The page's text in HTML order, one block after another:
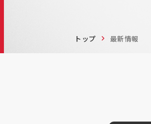
トップ 最新情報